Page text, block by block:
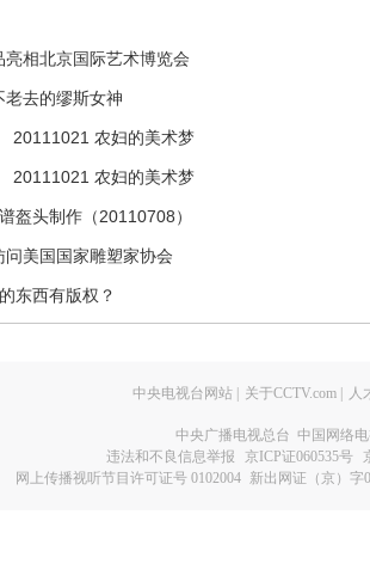
相北京国际艺术博览会
去的缪斯女神
20111021 农妇的美术梦
20111021 农妇的美术梦
盔头制作（20110708）
美国国家雕塑家协会
东西有版权？
中央电视台网站 关于CCTV.com 人
中央广播电视总台 中国网络
违法和不良信息举报
京ICP证060535号
网上传播视听节目许可证号 0102004 新出网证（京）